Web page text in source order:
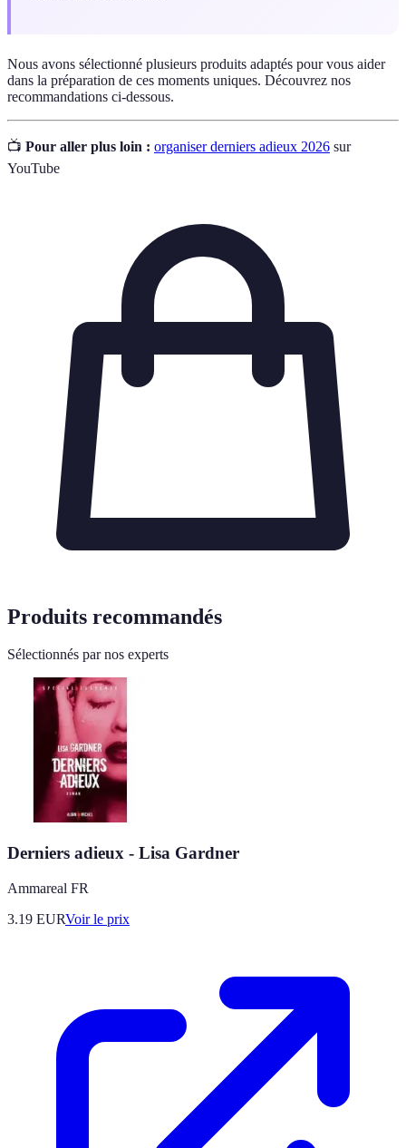
Nous avons sélectionné plusieurs produits adaptés pour vous aider
dans la préparation de ces moments uniques. Découvrez nos
recommandations ci-dessous.
📺 Pour aller plus loin : organiser derniers adieux 2026 sur
YouTube
Produits recommandés
Sélectionnés par nos experts
Derniers adieux - Lisa Gardner
Ammareal FR
3.19 EURVoir le prix